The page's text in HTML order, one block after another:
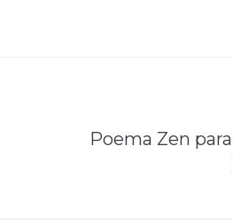
Poema Zen